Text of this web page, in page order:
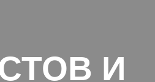
И